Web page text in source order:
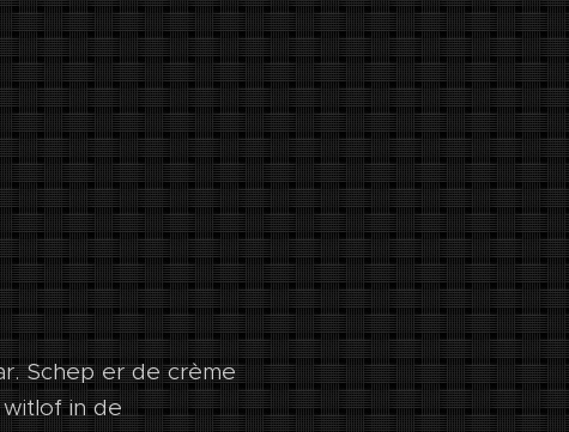
Schep er de crème
in de